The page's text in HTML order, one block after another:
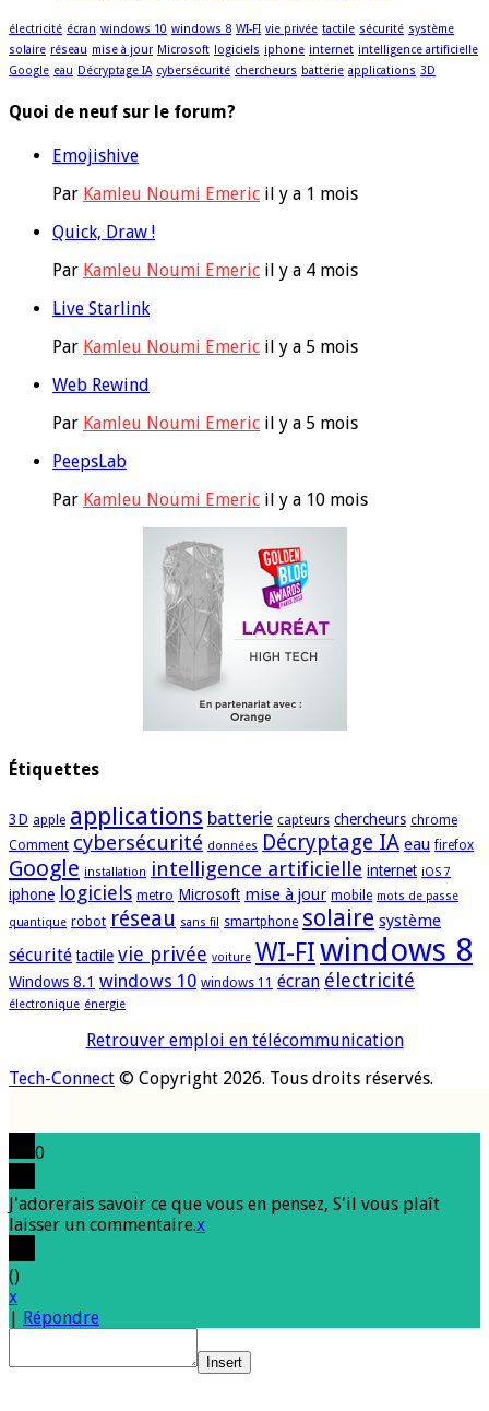
électricité écran windows 10 windows 8 WI-FI vie privée tactile sécurité système
solaire réseau mise à jour Microsoft logiciels iphone internet intelligence artificielle
Google eau Décryptage IA cybersécurité chercheurs batterie applications 3D
Quoi de neuf sur le forum?
Emojishive
Par Kamleu Noumi Emeric il y a 1 mois
Quick, Draw !
Par Kamleu Noumi Emeric il y a 4 mois
Live Starlink
Par Kamleu Noumi Emeric il y a 5 mois
Web Rewind
Par Kamleu Noumi Emeric il y a 5 mois
PeepsLab
Par Kamleu Noumi Emeric il y a 10 mois
Étiquettes
3D apple applications batterie capteurs chercheurs chrome
Comment cybersécurité données Décryptage IA eau firefox
Google installation intelligence artificielle internet iOS 7
iphone logiciels metro Microsoft mise à jour mobile mots de passe
quantique robot réseau sans fil smartphone solaire système
sécurité tactile vie privée voiture WI-FIwindows 8
Windows 8.1 windows 10 windows 11 écran électricité
électronique énergie
Retrouver emploi en télécommunication
Tech-Connect © Copyright 2026. Tous droits réservés.
0
J'adorerais savoir ce que vous en pensez, S'il vous plaît
laisser un commentaire.x
()
x
| Répondre
Insert